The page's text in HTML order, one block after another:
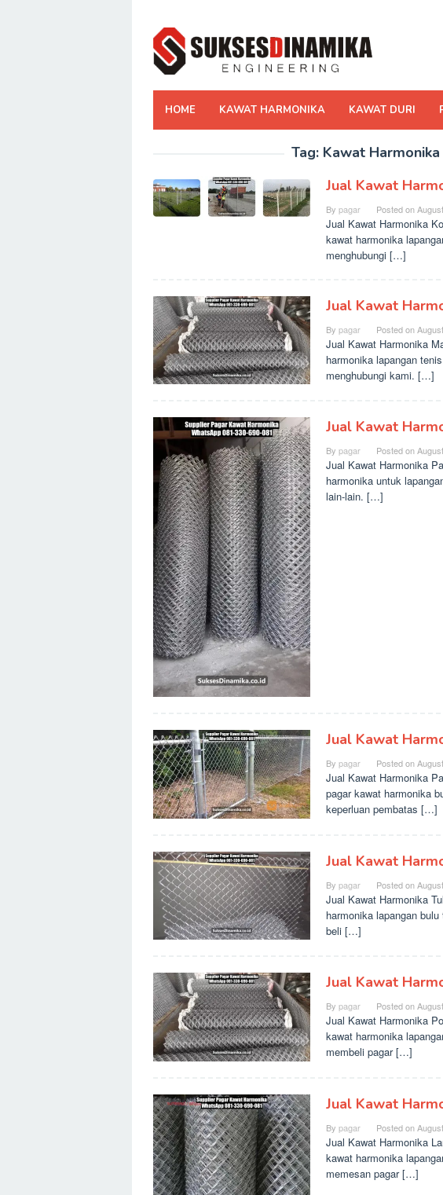
content
HOME KAWAT HARMONIKA KAWAT DURI
Tag: Kawat
Jual Kawat
By pagar Posted on
Jual Kawat Harmonika
kawat harmonika
menghubungi […]
Jual Kawat
By pagar Posted on
Jual Kawat Harmonika
harmonika lapangan
menghubungi kami. […]
Jual Kawat
By pagar Posted on
Jual Kawat Harmonika
harmonika untuk
lain-lain. […]
Jual Kawat
By pagar Posted on
Jual Kawat Harmonika
pagar kawat harmonika
keperluan pembatas […]
Jual Kawat
By pagar Posted on
Jual Kawat Harmonika
harmonika lapangan
beli […]
Jual Kawat
By pagar Posted on
Jual Kawat Harmonika
kawat harmonika
membeli pagar […]
Jual Kawat
By pagar Posted on
Jual Kawat Harmonika
kawat harmonika
memesan pagar […]